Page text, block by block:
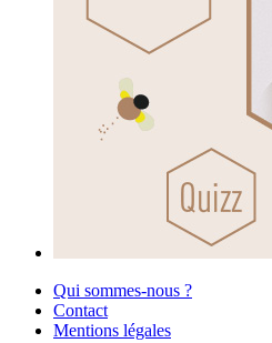
Qui sommes-nous ?
Contact
Mentions légales